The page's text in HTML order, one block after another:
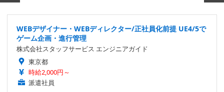
WEBデザイナー・WEBディレクター/正社員化前提 UE4/5で
ゲーム企画・進行管理
株式会社スタッフサービス エンジニアガイド
東京都
時給2,000円～
派遣社員